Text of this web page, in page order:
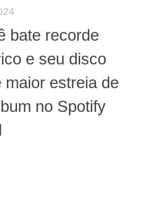
bate recorde
e seu disco
maior estreia de
no Spotify